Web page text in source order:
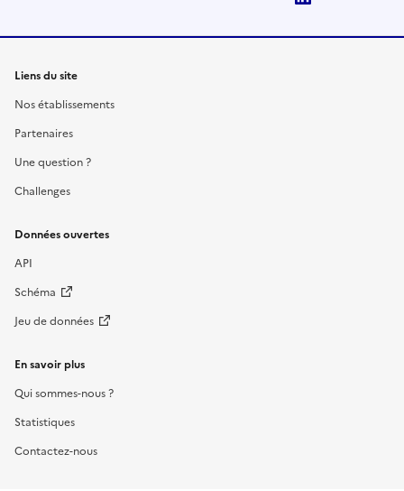
Liens du site
Nos établissements
Partenaires
Une question ?
Challenges
Données ouvertes
API
Schéma
Jeu de données
En savoir plus
Qui sommes-nous ?
Statistiques
Contactez-nous